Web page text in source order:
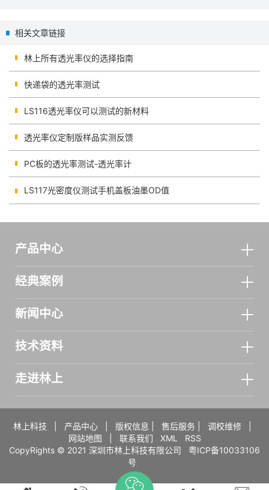
相关文章链接
林上所有透光率仪的选择指南
快递袋的透光率测试
LS116透光率仪可以测试的新材料
透光率仪定制版样品实测反馈
PC板的透光率测试-透光率计
LS117光密度仪测试手机盖板油墨OD值
产品中心
经典案例
新闻中心
技术资料
走进林上
林上科技 产品中心| 版权信息 售后服务| 调校维修|
网站地图
联系我们 XML
RSS
CopyRights © 2021 深圳市林上科技有限公司 粤ICP备10033106
号